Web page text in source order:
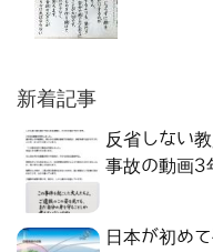
新着記事
反省しない
事故の動画3
日本が初め